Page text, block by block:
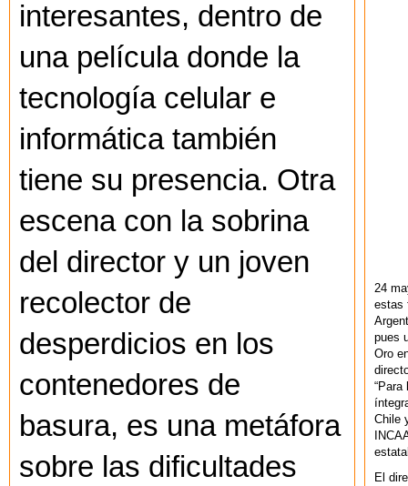
interesantes, dentro de
una película donde la
tecnología celular e
informática también
tiene su presencia. Otra
escena con la sobrina
del director y un joven
recolector de
desperdicios en los
contenedores de
basura, es una metáfora
sobre las dificultades
24
estas
pues
Oro
“Para
Chile
El